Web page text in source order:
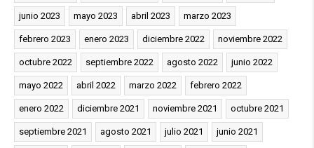
junio 2023 mayo 2023 abril 2023 marzo 2023
febrero 2023 enero 2023 diciembre 2022 noviembre 2022
octubre 2022 septiembre 2022 agosto 2022 junio 2022
mayo 2022 abril 2022 marzo 2022 febrero 2022
enero 2022 diciembre 2021 noviembre 2021 octubre 2021
septiembre 2021 agosto 2021 julio 2021 junio 2021